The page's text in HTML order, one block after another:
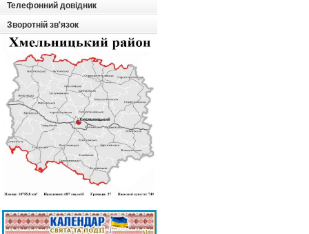
Телефонний довідник
Зворотній зв'язок